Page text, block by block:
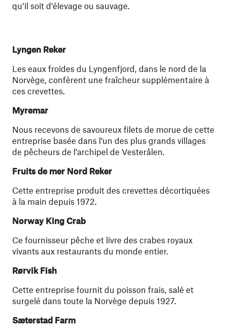
qu’il soit d’élevage ou sauvage.
Lyngen Reker
Les eaux froides du Lyngenfjord, dans le nord de la
Norvège, confèrent une fraîcheur supplémentaire à
ces crevettes.
Myremar
Nous recevons de savoureux filets de morue de cette
entreprise basée dans l’un des plus grands villages
de pêcheurs de l’archipel de Vesterålen.
Fruits de mer Nord Reker
Cette entreprise produit des crevettes décortiquées
à la main depuis 1972.
Norway King Crab
Ce fournisseur pêche et livre des crabes royaux
vivants aux restaurants du monde entier.
Rørvik Fish
Cette entreprise fournit du poisson frais, salé et
surgelé dans toute la Norvège depuis 1927.
Sæterstad Farm